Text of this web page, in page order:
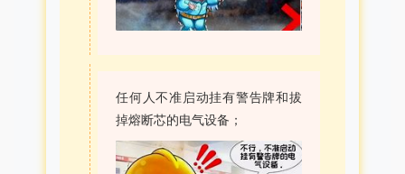
任何人不准启动挂有警告牌和拔
掉熔断芯的电气设备；